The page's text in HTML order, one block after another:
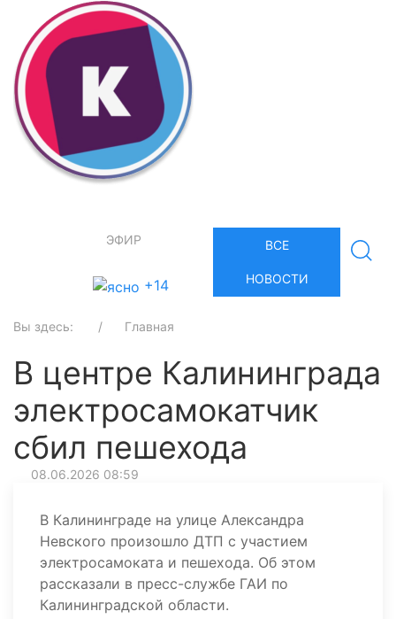
ЭФИР
+14
ВСЕ
НОВОСТИ
Вы здесь: Главная
В центре Калининграда
электросамокатчик
сбил пешехода
08.06.2026 08:59
В Калининграде на улице Александра
Невского произошло ДТП с участием
электросамоката и пешехода. Об этом
рассказали в пресс-службе ГАИ по
Калининградской области.